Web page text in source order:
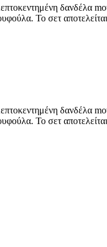
δανδέλα
To σετ
δανδέλα
To σετ